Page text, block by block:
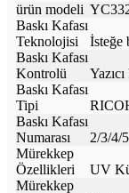
ürün modeli
Baskı Kafası
Teknolojisi
İsteğe
Baskı Kafası
Kontrolü
Baskı Kafası
Tipi
Baskı Kafası
Numarası
2/3/4/
Mürekkep
Özellikleri
UV
Mürekkep